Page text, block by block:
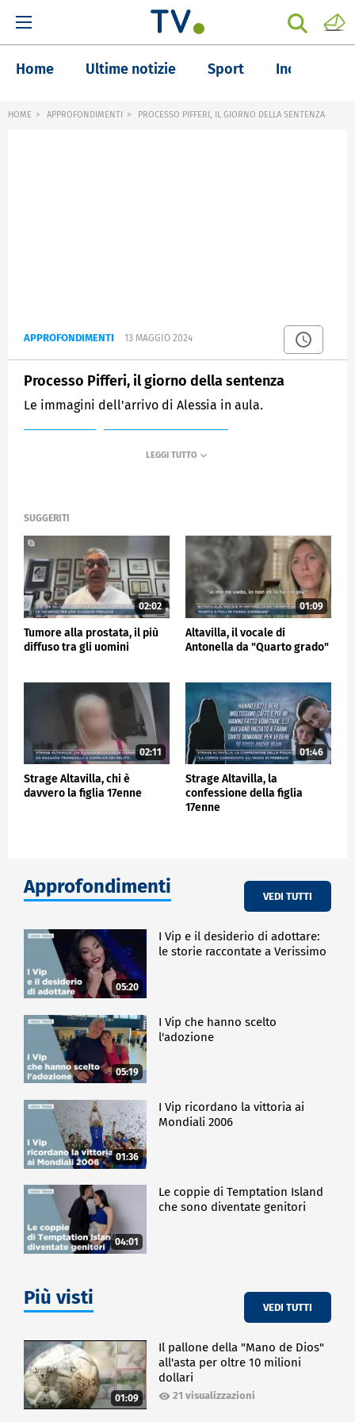
Home Ultime notizie Sport Inchieste
HOME APPROFONDIMENTI PROCESSO PIFFERI, IL GIORNO DELLA SENTENZA
APPROFONDIMENTI 13 MAGGIO 2024
Processo Pifferi, il giorno della sentenza
Le immagini dell'arrivo di Alessia in aula.
SUGGERITI
02:02
Tumore alla prostata, il più
diffuso tra gli uomini
01:09
Altavilla, il vocale di
Antonella da "Quarto grado"
02:11
Strage Altavilla, chi è
davvero la figlia 17enne
01:46
Strage Altavilla, la
confessione della figlia
17enne
Approfondimenti VEDI TUTTI
05:20
I Vip e il desiderio di adottare:
le storie raccontate a Verissimo
05:19
I Vip che hanno scelto
l'adozione
01:36
I Vip ricordano la vittoria ai
Mondiali 2006
04:01
Le coppie di Temptation Island
che sono diventate genitori
Più visti VEDI TUTTI
01:09
Il pallone della "Mano de Dios"
all'asta per oltre 10 milioni
dollari
21 visualizzazioni